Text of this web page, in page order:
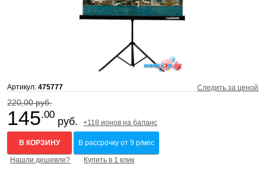
Артикул:475777 Следить за ценой
220,00 руб.
145.00
руб. +118 ионов на баланс
В КОРЗИНУ В рассрочку от 9 р/мес
Нашли дешевле? Купить в 1 клик